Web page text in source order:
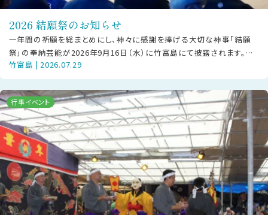
2026 結願祭のお知らせ
一年間の祈願を総まとめにし、神々に感謝を捧げる大切な神事「結願
祭」の奉納芸能が2026年9月16日（水）に竹富島にて披露されます。
【ご見学の方へお願い】本行事
竹富島 | 2026.07.29
行事イベント